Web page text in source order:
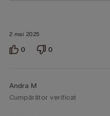
2 mai 2025
0 0
Andra M
Cumpărător verificat